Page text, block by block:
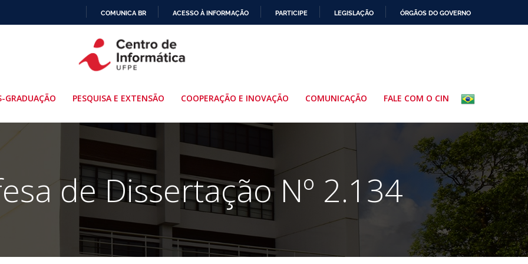
PARA
O
COMUNICA BR ACESSO À INFORMAÇÃO PARTICIPE LEGISLAÇÃO ÓRGÃOS DO GOVERNO
GRADUAÇÃO PESQUISA E EXTENSÃO COOPERAÇÃO E INOVAÇÃO COMUNICAÇÃO FALE COM O CIN
de Dissertação Nº 2.134